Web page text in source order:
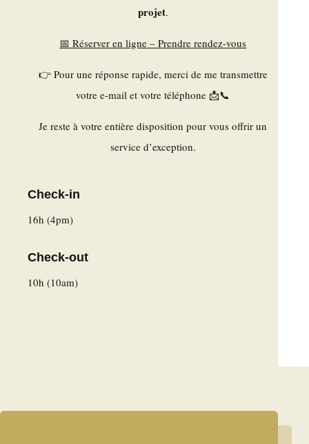
projet.
📅 Réserver en ligne – Prendre rendez-vous
👉 Pour une réponse rapide, merci de me transmettre
votre e-mail et votre téléphone 📩📞
Je reste à votre entière disposition pour vous offrir un
service d’exception.
Check-in
16h (4pm)
Check-out
10h (10am)